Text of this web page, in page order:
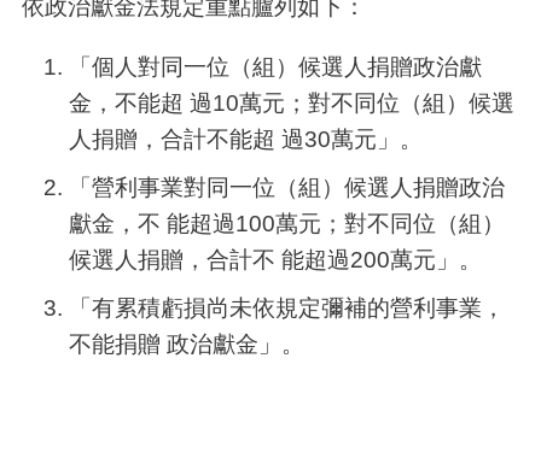
依政治獻金法規定重點臚列如下：
「個人對同一位（組）候選人捐贈政治獻
金，不能超 過10萬元；對不同位（組）候選
人捐贈，合計不能超 過30萬元」。
「營利事業對同一位（組）候選人捐贈政治
獻金，不 能超過100萬元；對不同位（組）
候選人捐贈，合計不 能超過200萬元」。
「有累積虧損尚未依規定彌補的營利事業，
不能捐贈 政治獻金」。